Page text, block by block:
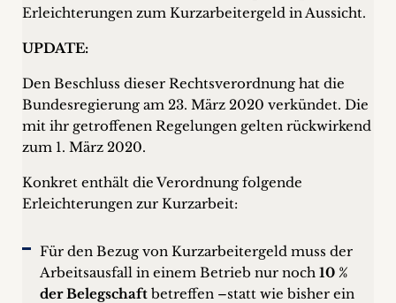
Erleichterungen zum Kurzarbeitergeld in Aussicht.
UPDATE:
Den Beschluss dieser Rechtsverordnung hat die
Bundesregierung am 23. März 2020 verkündet. Die
mit ihr getroffenen Regelungen gelten rückwirkend
zum 1. März 2020.
Konkret enthält die Verordnung folgende
Erleichterungen zur Kurzarbeit:
Für den Bezug von Kurzarbeitergeld muss der
Arbeitsausfall in einem Betrieb nur noch 10 %
der Belegschaft betreffen –statt wie bisher ein